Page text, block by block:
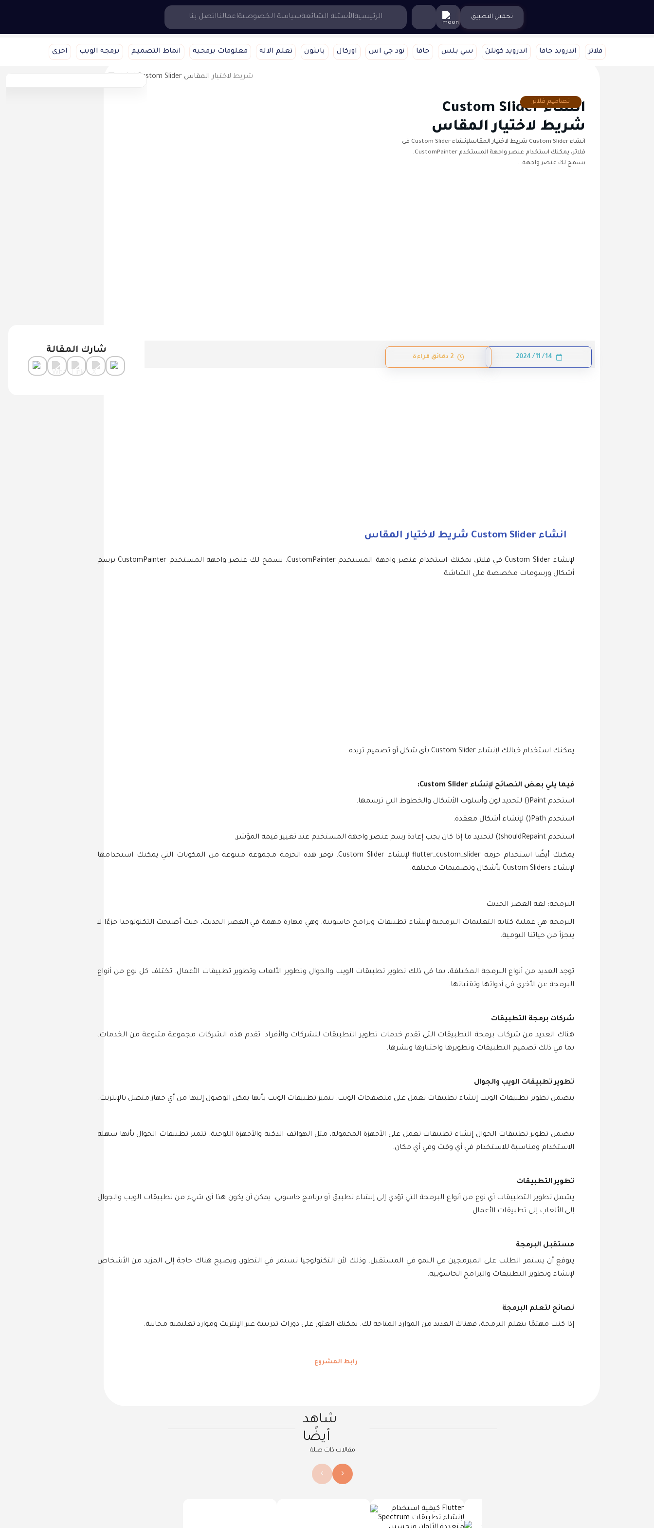
الرئيسيةالأسئلة الشائعةسياسة الخصوصيةاعمالنااتصل بنا تحميل التطبيق
فلاتر اندرويد جافا اندرويد كوتلن سي بلس جافا نود جي اس اوركال بايثون تعلم الالة معلومات برمجيه انماط التصميم برمجه الويب اخرى
شارك المقالة
تصاميم فلاترانشاء Custom Slider
شريط لاختيار المقاس
انشاء Custom Slider شريط لاختيار المقاسلإنشاء Custom Slider في
فلاتر، يمكنك استخدام عنصر واجهة المستخدم CustomPainter.
يسمح لك عنصر واجهة…
14 / 11 / 2024 2 دقائق قراءة
انشاء Custom Slider شريط لاختيار المقاس
لإنشاء Custom Slider في فلاتر، يمكنك استخدام عنصر واجهة المستخدم CustomPainter. يسمح لك عنصر واجهة المستخدم CustomPainter برسم
أشكال ورسومات مخصصة على الشاشة.
يمكنك استخدام خيالك لإنشاء Custom Slider بأي شكل أو تصميم تريده.
فيما يلي بعض النصائح لإنشاء Custom Slider:
استخدم Paint() لتحديد لون وأسلوب الأشكال والخطوط التي ترسمها.
استخدم Path() لإنشاء أشكال معقدة.
استخدم shouldRepaint() لتحديد ما إذا كان يجب إعادة رسم عنصر واجهة المستخدم عند تغيير قيمة المؤشر.
يمكنك أيضًا استخدام حزمة flutter_custom_slider لإنشاء Custom Slider. توفر هذه الحزمة مجموعة متنوعة من المكونات التي يمكنك استخدامها
لإنشاء Custom Sliders بأشكال وتصميمات مختلفة.
البرمجة: لغة العصر الحديث
البرمجة هي عملية كتابة التعليمات البرمجية لإنشاء تطبيقات وبرامج حاسوبية. وهي مهارة مهمة في العصر الحديث، حيث أصبحت التكنولوجيا جزءًا لا
يتجزأ من حياتنا اليومية.
توجد العديد من أنواع البرمجة المختلفة، بما في ذلك تطوير تطبيقات الويب والجوال وتطوير الألعاب وتطوير تطبيقات الأعمال. تختلف كل نوع من أنواع
البرمجة عن الأخرى في أدواتها وتقنياتها.
شركات برمجة التطبيقات
هناك العديد من شركات برمجة التطبيقات التي تقدم خدمات تطوير التطبيقات للشركات والأفراد. تقدم هذه الشركات مجموعة متنوعة من الخدمات،
بما في ذلك تصميم التطبيقات وتطويرها واختبارها ونشرها.
تطوير تطبيقات الويب والجوال
يتضمن تطوير تطبيقات الويب إنشاء تطبيقات تعمل على متصفحات الويب. تتميز تطبيقات الويب بأنها يمكن الوصول إليها من أي جهاز متصل بالإنترنت.
يتضمن تطوير تطبيقات الجوال إنشاء تطبيقات تعمل على الأجهزة المحمولة، مثل الهواتف الذكية والأجهزة اللوحية. تتميز تطبيقات الجوال بأنها سهلة
الاستخدام ومناسبة للاستخدام في أي وقت وفي أي مكان.
تطوير التطبيقات
يشمل تطوير التطبيقات أي نوع من أنواع البرمجة التي تؤدي إلى إنشاء تطبيق أو برنامج حاسوبي. يمكن أن يكون هذا أي شيء من تطبيقات الويب والجوال
إلى الألعاب إلى تطبيقات الأعمال.
مستقبل البرمجة
يتوقع أن يستمر الطلب على المبرمجين في النمو في المستقبل. وذلك لأن التكنولوجيا تستمر في التطور، ويصبح هناك حاجة إلى المزيد من الأشخاص
لإنشاء وتطوير التطبيقات والبرامج الحاسوبية.
نصائح لتعلم البرمجة
إذا كنت مهتمًا بتعلم البرمجة، فهناك العديد من الموارد المتاحة لك. يمكنك العثور على دورات تدريبية عبر الإنترنت وموارد تعليمية مجانية.
رابط المشروع
شاهد
أيضًا
مقالات ذات صلة
‹
›